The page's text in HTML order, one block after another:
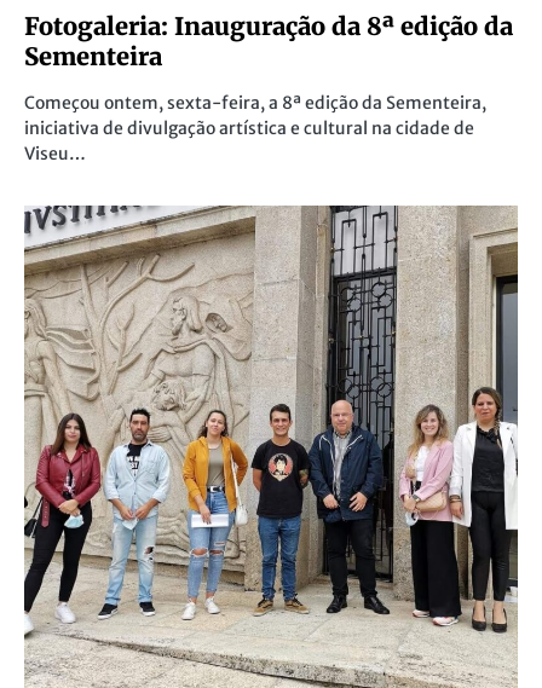
Fotogaleria: Inauguração da 8ª edição da
Sementeira
Começou ontem, sexta-feira, a 8ª edição da Sementeira,
iniciativa de divulgação artística e cultural na cidade de
Viseu…